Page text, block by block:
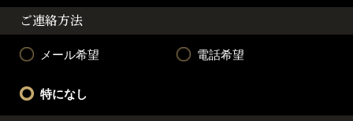
ご連絡方法
メール希望 電話希望
特になし